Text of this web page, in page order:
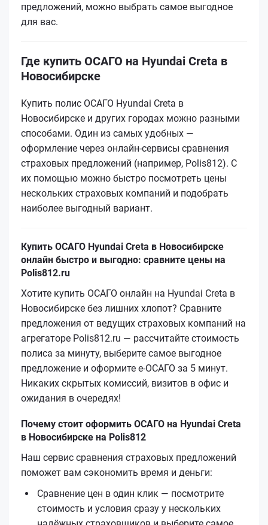
предложений, можно выбрать самое выгодное
для вас.
Где купить ОСАГО на Hyundai Creta в
Новосибирске
Купить полис ОСАГО Hyundai Creta в
Новосибирске и других городах можно разными
способами. Один из самых удобных —
оформление через онлайн-сервисы сравнения
страховых предложений (например, Polis812). С
их помощью можно быстро посмотреть цены
нескольких страховых компаний и подобрать
наиболее выгодный вариант.
Купить ОСАГО Hyundai Creta в Новосибирске
онлайн быстро и выгодно: сравните цены на
Polis812.ru
Хотите купить ОСАГО онлайн на Hyundai Creta в
Новосибирске без лишних хлопот? Сравните
предложения от ведущих страховых компаний на
агрегаторе Polis812.ru — рассчитайте стоимость
полиса за минуту, выберите самое выгодное
предложение и оформите е‑ОСАГО за 5 минут.
Никаких скрытых комиссий, визитов в офис и
ожидания в очередях!
Почему стоит оформить ОСАГО на Hyundai Creta
в Новосибирске на Polis812
Наш сервис сравнения страховых предложений
поможет вам сэкономить время и деньги:
Сравнение цен в один клик — посмотрите
стоимость и условия сразу у нескольких